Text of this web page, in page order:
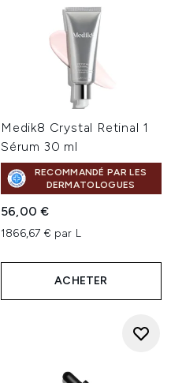
Medik8 Crystal Retinal 1
Sérum 30 ml
RECOMMANDÉ PAR LES
DERMATOLOGUES
56,00 €
1866,67 € par L
ACHETER